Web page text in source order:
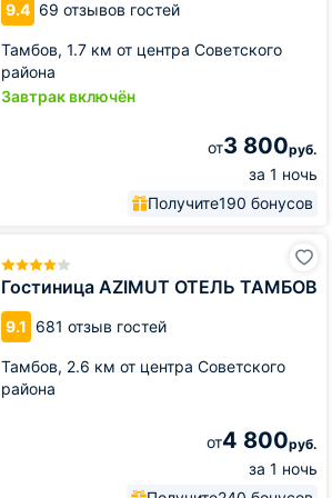
9.4 69 отзывов гостей
Тамбов, 1.7 км от центра Советского
района
Завтрак включён
от3 800руб.
за 1 ночь
Получите190 бонусов
Гостиница AZIMUT ОТЕЛЬ ТАМБОВ
9.1 681 отзыв гостей
Тамбов, 2.6 км от центра Советского
района
от4 800руб.
за 1 ночь